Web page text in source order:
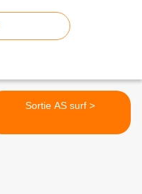
Sortie AS surf >